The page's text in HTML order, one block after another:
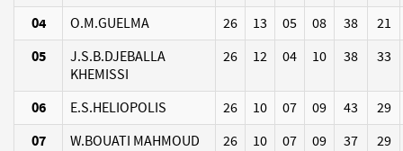
04 O.M.GUELMA 26 13 05 08 38 21
05
J.S.B.DJEBALLA
KHEMISSI
26 12 04 10 38 33
06 E.S.HELIOPOLIS 26 10 07 09 43 29
07 W.BOUATI MAHMOUD 26 10 07 09 37 29